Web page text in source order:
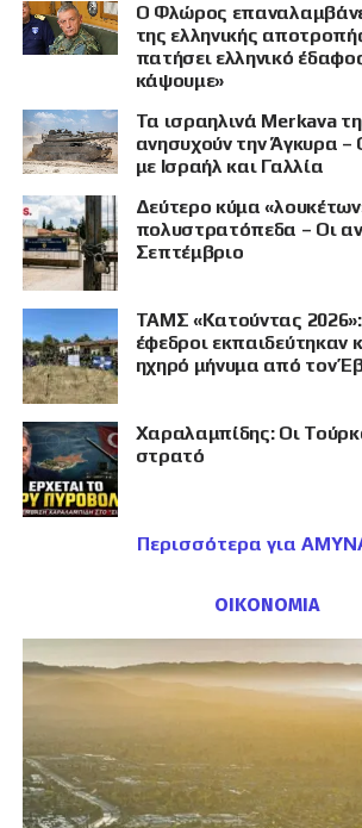
Ο Φλώρος
της ελληνικής
πατήσει ελληνικό
κάψουμε»
Τα ισραηλινά Merkava
ανησυχούν την Άγκυρα –
με Ισραήλ και Γαλλία
Δεύτερο κύμα
πολυστρατόπεδα – Οι
Σεπτέμβριο
ΤΑΜΣ «Κατούντας 2026»:
έφεδροι εκπαιδεύτηκαν
ηχηρό μήνυμα από τον
Χαραλαμπίδης: Οι
στρατό
Περισσότερα για
ΟΙΚΟΝΟΜΙΑ